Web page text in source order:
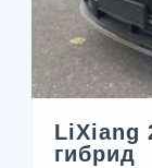
LiXiang
гибрид